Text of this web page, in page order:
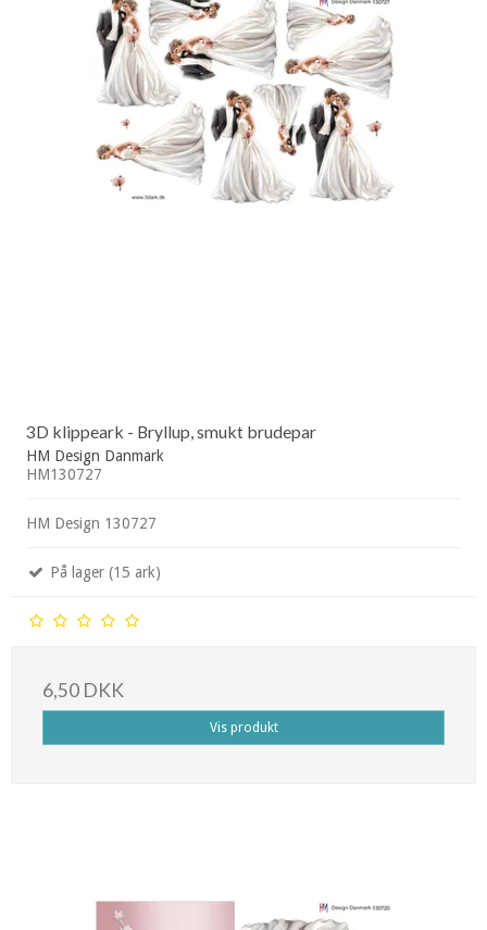
3D klippeark - Bryllup, smukt brudepar
HM Design Danmark
HM130727
HM Design 130727
På lager (15 ark)
6,50 DKK
Vis produkt